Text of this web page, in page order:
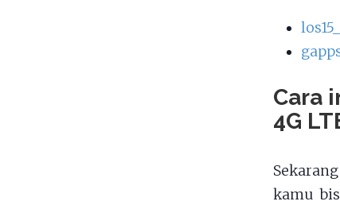
Cara
4G
kamu